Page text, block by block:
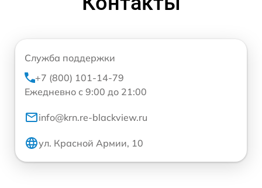
Служба поддержки
+7 (800) 101-14-79
Ежедневно с 9:00 до 21:00
info@krn.re-blackview.ru
ул. Красной Армии, 10